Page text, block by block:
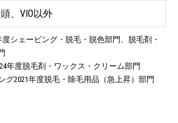
、VIO以外
度シェービング・脱毛・脱色部門、脱毛剤・
年度脱毛剤・ワックス・クリーム部門
グ2021年度脱毛・除毛用品（急上昇）部門